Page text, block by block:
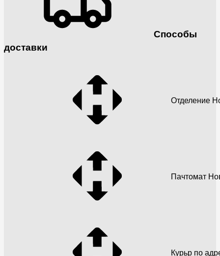
Способы
доставки
Отделение
Пачтомат
Курьр по